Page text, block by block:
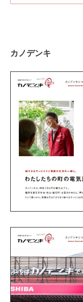
カノデンキ